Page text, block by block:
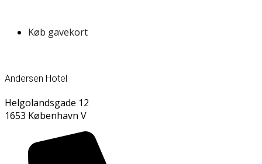
Køb gavekort
Andersen Hotel
Helgolandsgade 12
1653 København V